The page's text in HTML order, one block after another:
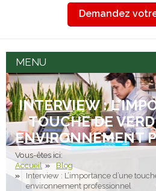
Demandez
MENU
INTERVIEW :
TOUCHE DE
ENVIRONNEMENT
Vous-êtes ici:
Accueil
Blog
Interview : L’importance d’une
environnement professionnel